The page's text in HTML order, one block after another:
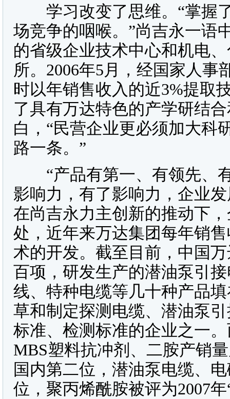
学习改变了思维。“掌握了
场竞争的咽喉。”尚吉永一语
的省级企业技术中心和机电
所。2006年5月，经国家人
时以年销售收入的近3%提取
了具有万达特色的产学研结
白，“民营企业更必须加大科
路一条。”
“产品有第一、有领先、有
影响力，有了影响力，企业
在尚吉永力主创新的推动下
处，近年来万达集团每年销
术的开发。截至目前，中国
百项，研发生产的潜油泵引
线、特种电缆等几十种产品
草和制定探测电缆、潜油泵
标准、检测标准的企业之一
MBS塑料抗冲剂、二胺产销
国内第二位，潜油泵电缆、
位，聚丙烯酰胺被评为2007